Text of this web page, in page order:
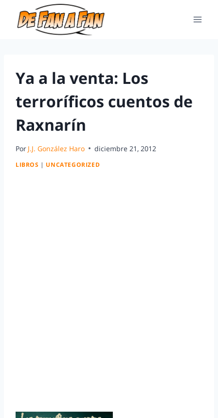
Ya a la venta: Los
terroríficos cuentos de
Raxnarín
Por J.J. González Haro diciembre 21, 2012
LIBROS | UNCATEGORIZED